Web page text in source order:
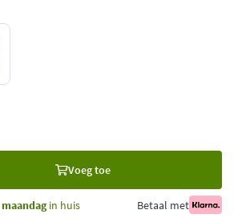
Voeg toe
maandagin huis Betaal met